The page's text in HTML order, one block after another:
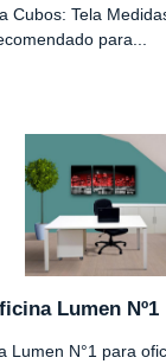
Cubos: Tela
para...
Lumen Nº1
Lumen N°1 para